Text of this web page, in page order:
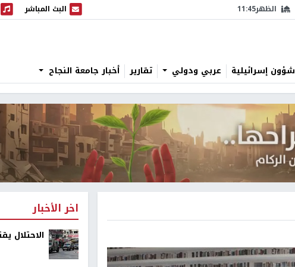
الظهر11:45 البث المباشر
البث المباشر
شؤون إسرائيلية عربي ودولي تقارير أخبار جامعة النجاح
اخر الأخبار
الاحتلال